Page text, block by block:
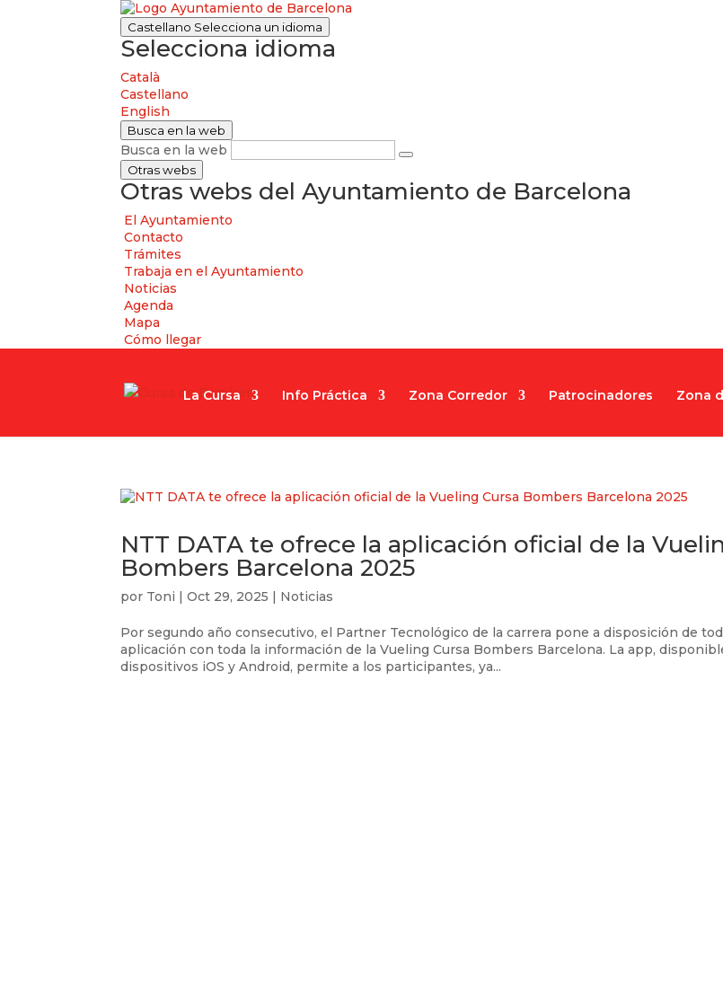
Castellano Selecciona un idioma
Selecciona idioma
Català
Castellano
English
Busca en la web
Busca en la web
Otras webs
Otras webs del Ayuntamiento de Barcelona
El Ayuntamiento
Contacto
Trámites
Trabaja en el Ayuntamiento
Noticias
Agenda
Mapa
Cómo llegar
La Cursa Info Práctica Zona Corredor Patrocinadores Zona
NTT DATA te ofrece la aplicación oficial de la
Bombers Barcelona 2025
por Toni |Oct 29, 2025 | Noticias
Por segundo año consecutivo, el Partner Tecnológico de la carrera pone a disposición de
aplicación con toda la información de la Vueling Cursa Bombers Barcelona. La app,
dispositivos iOS y Android, permite a los participantes, ya...